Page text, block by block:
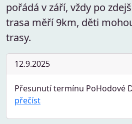
pořádá v září, vždy po
trasa měří 9km, děti
trasy.
12.9.2025
Přesunutí termínu PoHodové
přečíst